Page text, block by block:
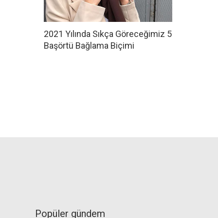
2021 Yılında Sıkça Göreceğimiz 5
Başörtü Bağlama Biçimi
Popüler gündem